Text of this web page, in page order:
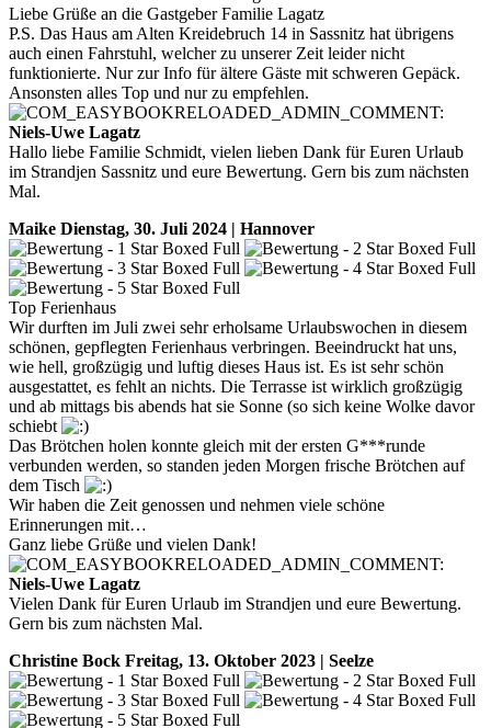
Liebe Grüße an die Gastgeber Familie Lagatz
P.S. Das Haus am Alten Kreidebruch 14 in Sassnitz hat übrigens
auch einen Fahrstuhl, welcher zu unserer Zeit leider nicht
funktionierte. Nur zur Info für ältere Gäste mit schweren Gepäck.
Ansonsten alles Top und nur zu empfehlen.
Niels-Uwe Lagatz
Hallo liebe Familie Schmidt, vielen lieben Dank für Euren Urlaub
im Strandjen Sassnitz und eure Bewertung. Gern bis zum nächsten
Mal.
Maike Dienstag, 30. Juli 2024 | Hannover
Top Ferienhaus
Wir durften im Juli zwei sehr erholsame Urlaubswochen in diesem
schönen, gepflegten Ferienhaus verbringen. Beeindruckt hat uns,
wie hell, großzügig und luftig dieses Haus ist. Es ist sehr schön
ausgestattet, es fehlt an nichts. Die Terrasse ist wirklich großzügig
und ab mittags bis abends hat sie Sonne (so sich keine Wolke davor
schiebt
Das Brötchen holen konnte gleich mit der ersten G***runde
verbunden werden, so standen jeden Morgen frische Brötchen auf
dem Tisch
Wir haben die Zeit genossen und nehmen viele schöne
Erinnerungen mit…
Ganz liebe Grüße und vielen Dank!
Niels-Uwe Lagatz
Vielen Dank für Euren Urlaub im Strandjen und eure Bewertung.
Gern bis zum nächsten Mal.
Christine Bock Freitag, 13. Oktober 2023 | Seelze